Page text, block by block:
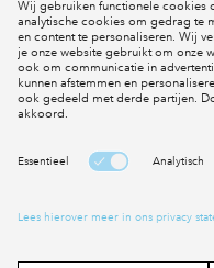
Social Media
Cookies